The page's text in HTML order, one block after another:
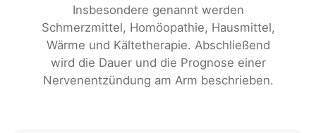
Insbesondere genannt werden
Schmerzmittel, Homöopathie, Hausmittel,
Wärme und Kältetherapie. Abschließend
wird die Dauer und die Prognose einer
Nervenentzündung am Arm beschrieben.